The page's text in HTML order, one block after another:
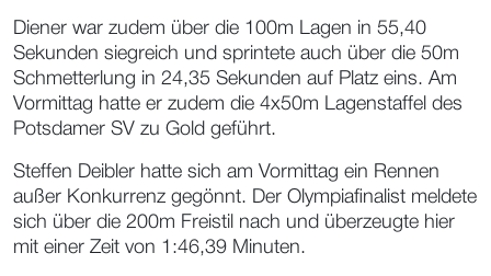
Diener war zudem über die 100m Lagen in 55,40
Sekunden siegreich und sprintete auch über die 50m
Schmetterlung in 24,35 Sekunden auf Platz eins. Am
Vormittag hatte er zudem die 4x50m Lagenstaffel des
Potsdamer SV zu Gold geführt.
Steffen Deibler hatte sich am Vormittag ein Rennen
außer Konkurrenz gegönnt. Der Olympiafinalist meldete
sich über die 200m Freistil nach und überzeugte hier
mit einer Zeit von 1:46,39 Minuten.